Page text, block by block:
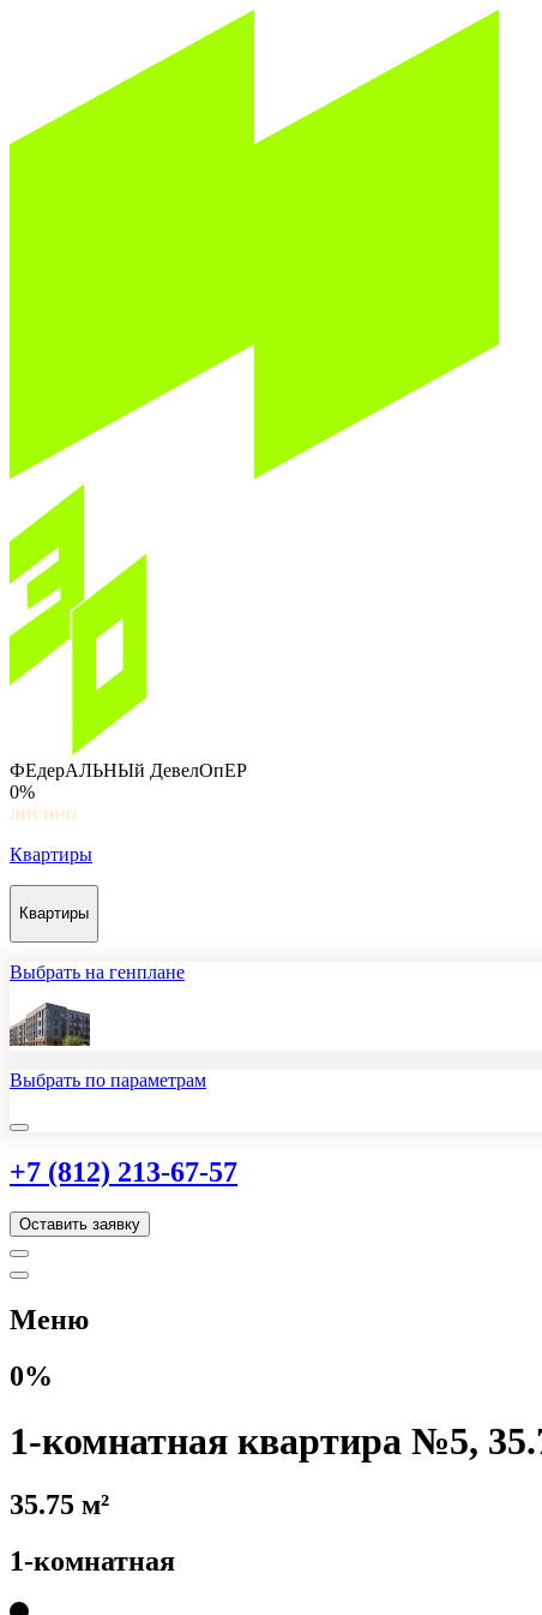
ФЕдерАЛЬНЫй ДевелОпЕР
0%
Квартиры
Квартиры
Выбрать на генплане
Выбрать по параметрам
+7 (812) 213-67-57
Оставить заявку
Меню
0%
1-комнатная квартира №5,
35.75 м²
1-комнатная